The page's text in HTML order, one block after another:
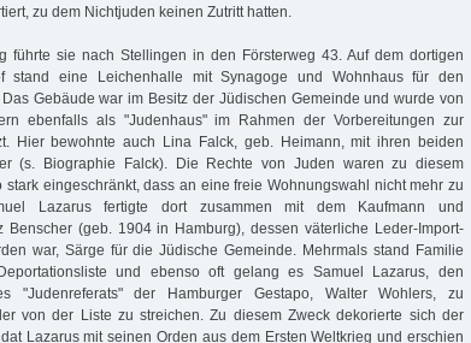
zu dem Nichtjuden keinen Zutritt hatten.
führte sie nach Stellingen in den Försterweg 43. Auf dem dortigen
stand eine Leichenhalle mit Synagoge und Wohnhaus für den
Das Gebäude war im Besitz der Jüdischen Gemeinde und wurde von
ebenfalls als "Judenhaus" im Rahmen der Vorbereitungen zur
Hier bewohnte auch Lina Falck, geb. Heimann, mit ihren beiden
(s. Biographie Falck). Die Rechte von Juden waren zu diesem
stark eingeschränkt, dass an eine freie Wohnungswahl nicht mehr zu
Lazarus fertigte dort zusammen mit dem Kaufmann und
Benscher (geb. 1904 in Hamburg), dessen väterliche Leder-Import-
war, Särge für die Jüdische Gemeinde. Mehrmals stand Familie
und ebenso oft gelang es Samuel Lazarus, den
"Judenreferats" der Hamburger Gestapo, Walter Wohlers, zu
von der Liste zu streichen. Zu diesem Zweck dekorierte sich der
Lazarus mit seinen Orden aus dem Ersten Weltkrieg und erschien